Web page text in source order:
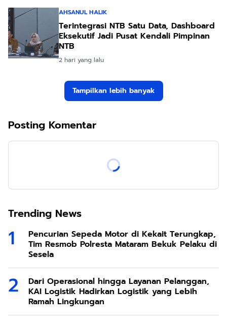
AHSANUL HALIK
Terintegrasi NTB Satu Data, Dashboard
Eksekutif Jadi Pusat Kendali Pimpinan
NTB
2 hari yang lalu
Tampilkan lebih banyak
Posting Komentar
Trending News
Pencurian Sepeda Motor di Kekait Terungkap,
Tim Resmob Polresta Mataram Bekuk Pelaku di
Sesela
Dari Operasional hingga Layanan Pelanggan,
KAI Logistik Hadirkan Logistik yang Lebih
Ramah Lingkungan